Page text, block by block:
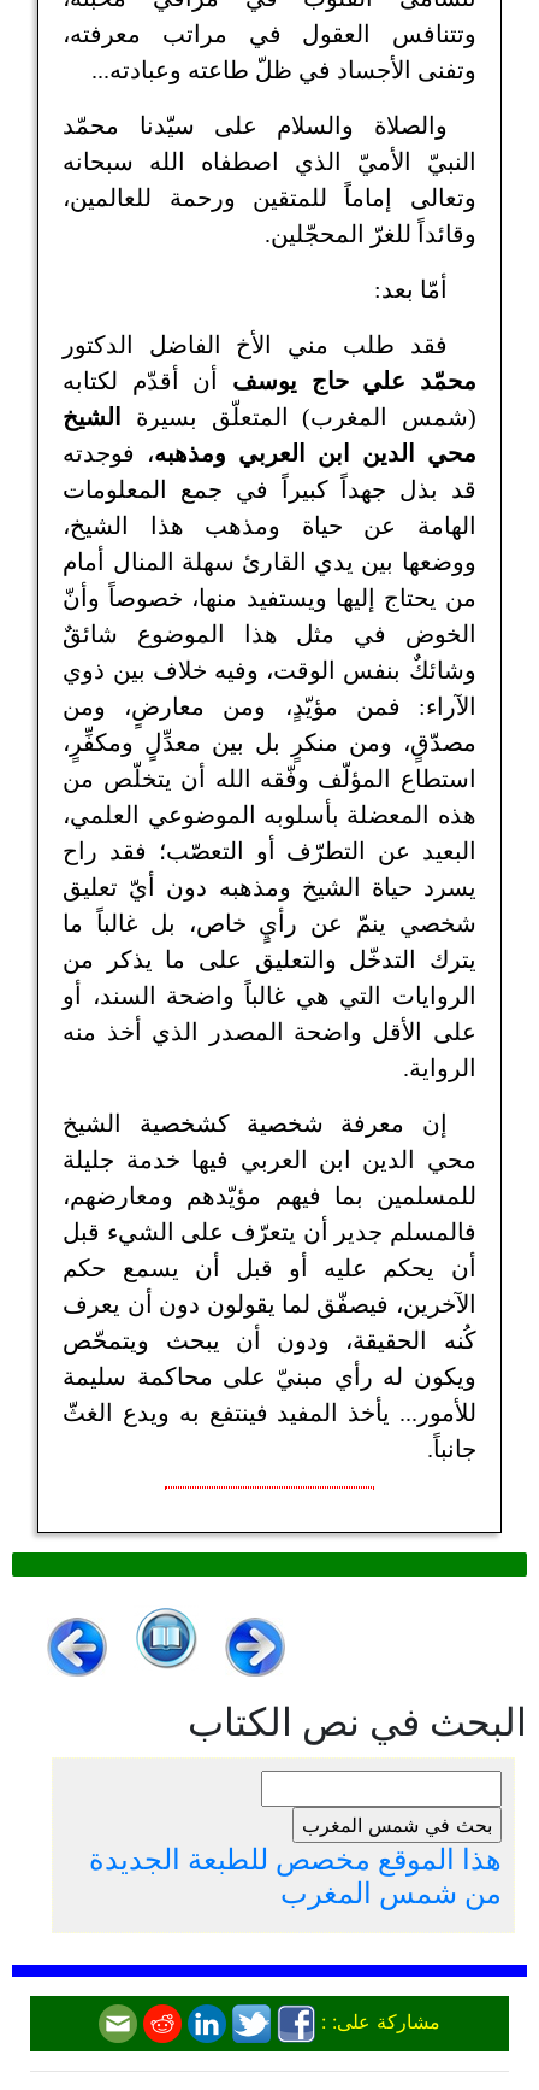
وتتنافس العقول في مراتب معرفته،
وتفنى الأجساد في ظلّ طاعته وعبادته...
والصلاة والسلام على سيّدنا محمّد
النبيّ الأميّ الذي اصطفاه الله سبحانه
وتعالى إماماً للمتقين ورحمة للعالمين،
وقائداً للغرّ المحجّلين.
أمّا بعد:
فقد طلب مني الأخ الفاضل الدكتور
محمّد علي حاج يوسف أن أقدّم لكتابه
(شمس المغرب) المتعلّق بسيرة
الشيخ
محي الدين ابن العربي ومذهبه، فوجدته
قد بذل جهداً كبيراً في جمع المعلومات
الهامة عن حياة ومذهب هذا الشيخ،
ووضعها بين يدي القارئ سهلة المنال أمام
من يحتاج إليها ويستفيد منها، خصوصاً وأنّ
الخوض في مثل هذا الموضوع شائقٌ
وشائكٌ بنفس الوقت، وفيه خلاف بين ذوي
الآراء: فمن مؤيّدٍ، ومن معارضٍ، ومن
مصدّقٍ، ومن منكرٍ بل بين معدِّلٍ ومكفِّرٍ،
استطاع المؤلّف وفّقه الله أن يتخلّص من
هذه المعضلة بأسلوبه الموضوعي العلمي،
البعيد عن التطرّف أو التعصّب؛ فقد راح
يسرد حياة الشيخ ومذهبه دون أيّ تعليق
شخصي ينمّ عن رأيٍ خاص، بل غالباً ما
يترك التدخّل والتعليق على ما يذكر من
الروايات التي هي غالباً واضحة السند، أو
على الأقل واضحة المصدر الذي أخذ منه
الرواية.
إن معرفة شخصية كشخصية الشيخ
محي الدين ابن العربي فيها خدمة جليلة
للمسلمين بما فيهم مؤيّدهم ومعارضهم،
فالمسلم جدير أن يتعرّف على الشيء قبل
أن يحكم عليه أو قبل أن يسمع حكم
الآخرين، فيصفّق لما يقولون دون أن يعرف
كُنه الحقيقة، ودون أن يبحث ويتمحّص
ويكون له رأي مبنيّ على محاكمة سليمة
للأمور... يأخذ المفيد فينتفع به ويدع الغثّ
جانباً.
البحث في نص الكتاب
هذا الموقع مخصص للطبعة الجديدة
من شمس المغرب
مشاركة على: :